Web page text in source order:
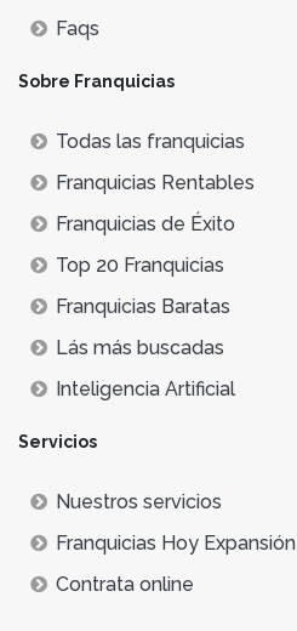
Faqs
Sobre Franquicias
Todas las franquicias
Franquicias Rentables
Franquicias de Éxito
Top 20 Franquicias
Franquicias Baratas
Lás más buscadas
Inteligencia Artificial
Servicios
Nuestros servicios
Franquicias Hoy Expansión
Contrata online